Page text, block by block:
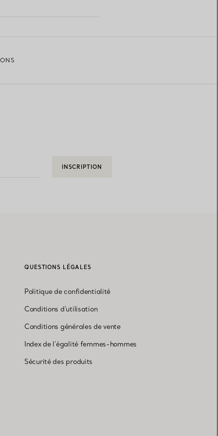
INSCRIPTION
QUESTIONS LÉGALES
Politique de confidentialité
Conditions d'utilisation
Conditions générales de vente
Index de l'égalité femmes-hommes
Sécurité des produits